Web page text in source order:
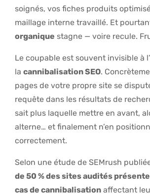
soignés, vos fiches produits
maillage interne travaillé. Et
organique stagne — voire recule.
Le coupable est souvent invisible à
la cannibalisation SEO.
pages de votre propre site se
requête dans les résultats de
sait plus laquelle mettre en avant,
alterne… et finalement n’en
correctement.
Selon une étude de SEMrush
de 50 % des sites audités
cas de cannibalisation affectant